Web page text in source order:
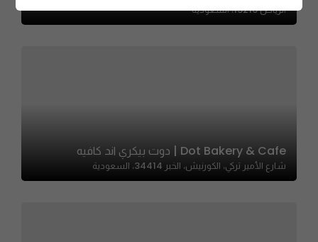
الرياض 13216، السعودية
Dot Bakery & Cafe | دوت بيكري اند كافيه
شارع الأمير تركي، الكورنيش، الخبر 34414، السعودية